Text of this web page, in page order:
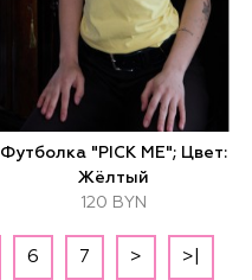
Футболка "PICK ME"; Цвет:
Жёлтый
120 BYN
6 7 > >|